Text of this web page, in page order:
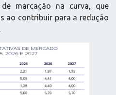
marcação na curva, que
ao contribuir para a redução